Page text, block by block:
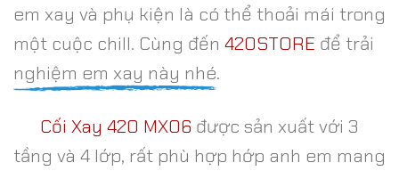
em xay và phụ kiện là có thể thoải mái trong
một cuộc chill. Cùng đến 420STORE để trải
nghiệm em xay này nhé.
Cối Xay 420 MX06 được sản xuất với 3
tầng và 4 lớp, rất phù hợp hớp anh em mang